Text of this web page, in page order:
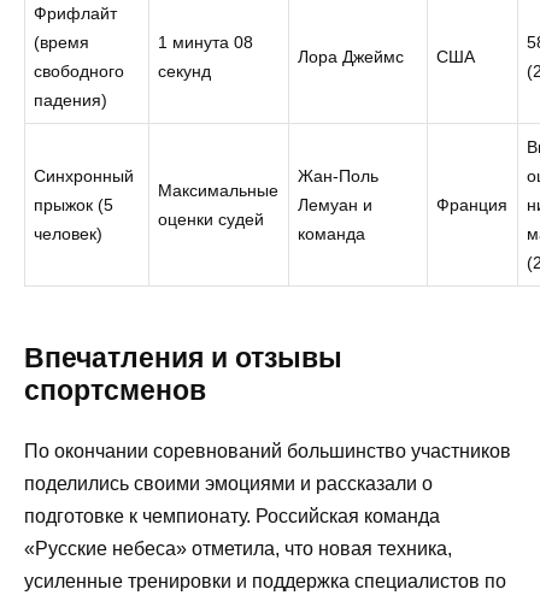
Фрифлайт
(время
свободного
падения)
1 минута 08
секунд
Лора Джеймс США
Синхронный
прыжок (5
человек)
Максимальные
оценки судей
Жан-Поль
Лемуан и
команда
Франция
Впечатления и отзывы
спортсменов
По окончании соревнований большинство участников
поделились своими эмоциями и рассказали о
подготовке к чемпионату. Российская команда
«Русские небеса» отметила, что новая техника,
усиленные тренировки и поддержка специалистов по